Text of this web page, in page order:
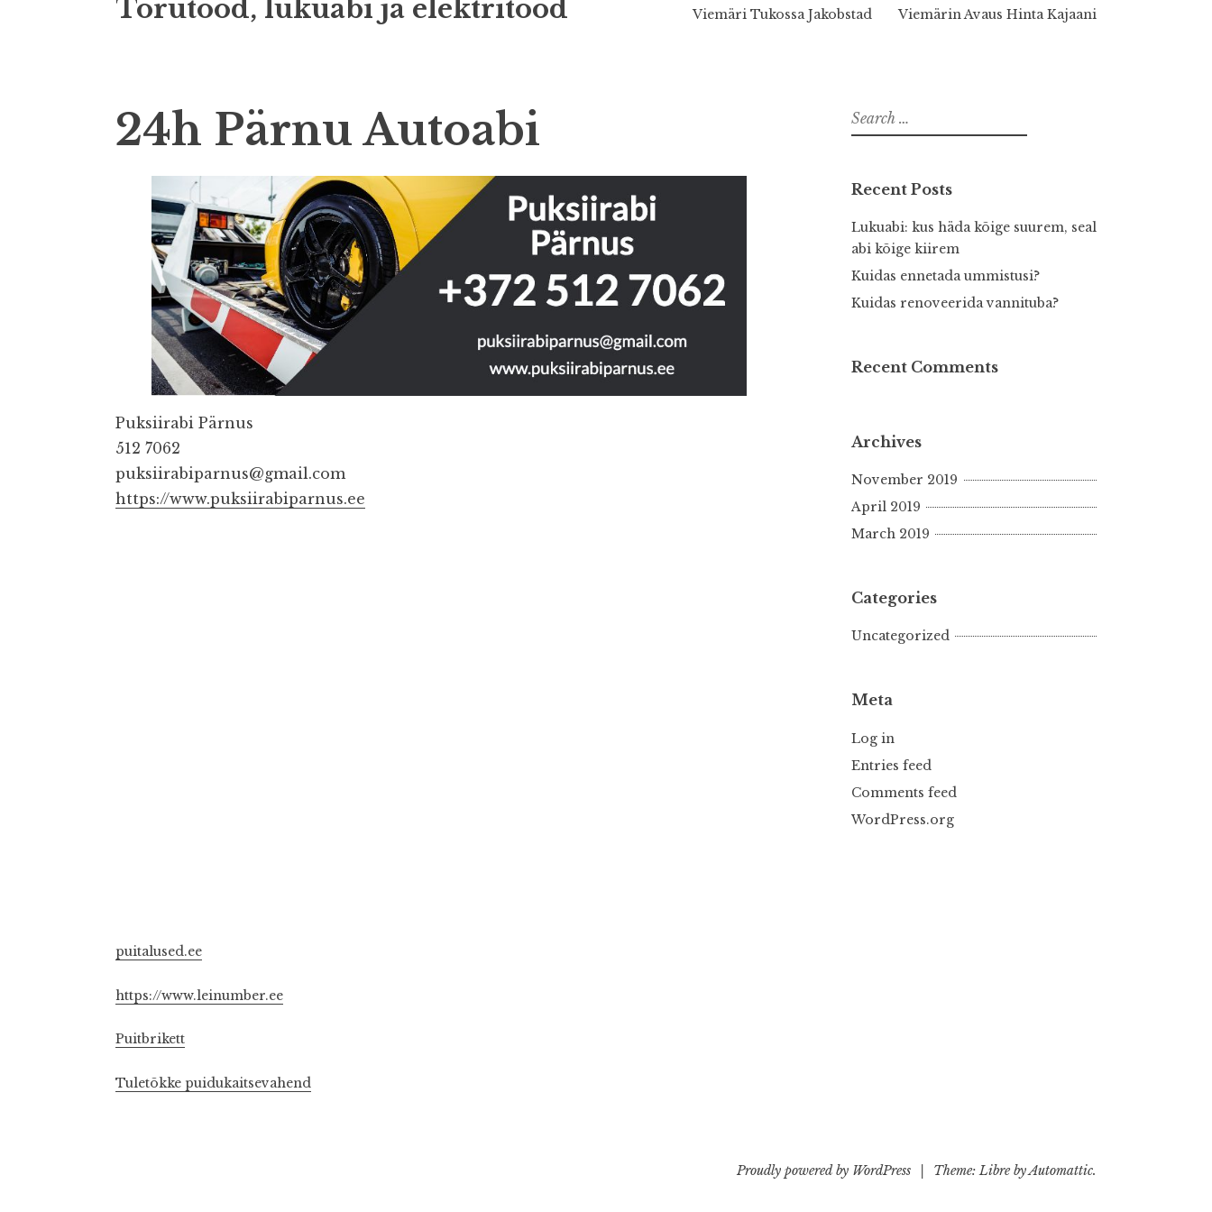
Torutööd, lukuabi ja elektritööd
Viemäri Tukossa Jakobstad
Viemärin Avaus Hinta Kajaani
24h Pärnu Autoabi
Puksiirabi Pärnus
512 7062
puksiirabiparnus@gmail.com
https://www.puksiirabiparnus.ee
Search
for:
Recent Posts
Lukuabi: kus häda kõige suurem, seal
abi kõige kiirem
Kuidas ennetada ummistusi?
Kuidas renoveerida vannituba?
Recent Comments
Archives
November 2019
April 2019
March 2019
Categories
Uncategorized
Meta
Log in
Entries feed
Comments feed
WordPress.org
puitalused.ee
https://www.leinumber.ee
Puitbrikett
Tuletõkke puidukaitsevahend
Proudly powered by WordPress Theme: Libre byAutomattic.